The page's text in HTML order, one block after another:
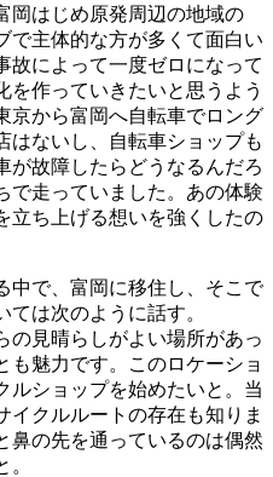
岡はじめ原発周辺の地域の
で主体的な方が多くて面白い
故によって一度ゼロになって
を作っていきたいと思うよう
京から富岡へ自転車でロング
はないし、自転車ショップも
が故障したらどうなるんだろ
で走っていました。あの体験
立ち上げる想いを強くしたの
中で、富岡に移住し、そこで
は次のように話す。
の見晴らしがよい場所があっ
も魅力です。このロケーショ
ルショップを始めたいと。当
イクルルートの存在も知りま
鼻の先を通っているのは偶然